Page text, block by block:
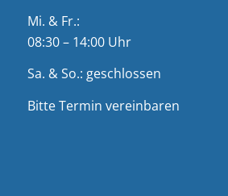
Mi. & Fr.:
08:30 – 14:00 Uhr
Sa. & So.: geschlossen
Bitte Termin vereinbaren